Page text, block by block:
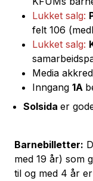
Lukket salg:
felt 106
Lukket salg:
Media
Inngang 1A
Solsida er
Barnebilletter:
med 19 år) som
til og med 4 år